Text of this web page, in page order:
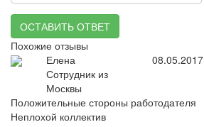
ОСТАВИТЬ ОТВЕТ
Похожие отзывы
Елена
Сотрудник из
Москвы
08.05.2017
Положительные стороны работодателя
Неплохой коллектив